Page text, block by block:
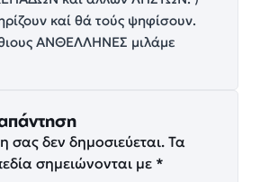
καί θά τούς ψηφίσουν.
ΑΝΘΕΛΛΗΝΕΣ μιλάμε
σας δεν δημοσιεύεται. Τα
σημειώνονται με *